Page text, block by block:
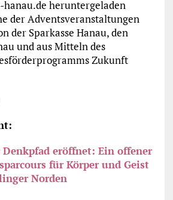
heruntergeladen
der Adventsveranstaltungen
der Sparkasse Hanau, den
und aus Mitteln des
Zukunft
eröffnet: Ein offener
für Körper und Geist
Norden